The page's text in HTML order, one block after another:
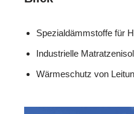
Spezialdämmstoffe für
Industrielle
Wärmeschutz von